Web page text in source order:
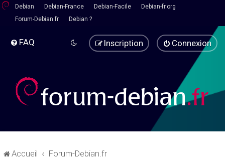
Debian Debian-France Debian-Facile
Debian-fr.org
Forum-Debian.fr
Debian ?
FAQ Connexion
Inscription
Accueil Forum-Debian.fr